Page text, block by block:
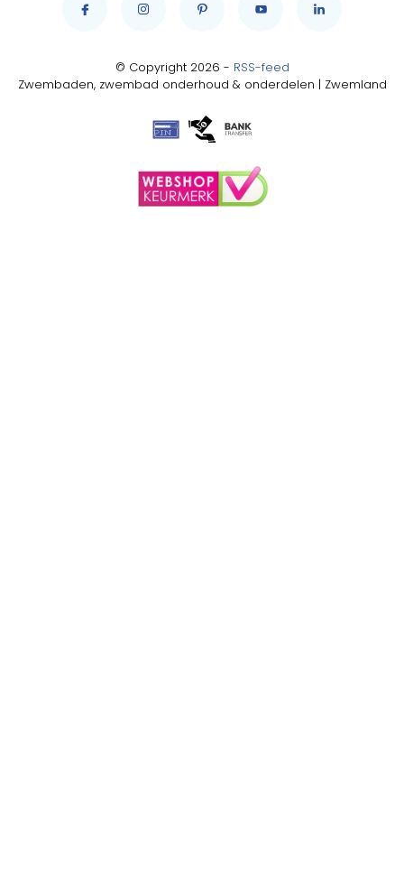
© Copyright 2026 - RSS-feed
Zwembaden, zwembad onderhoud & onderdelen | Zwemland